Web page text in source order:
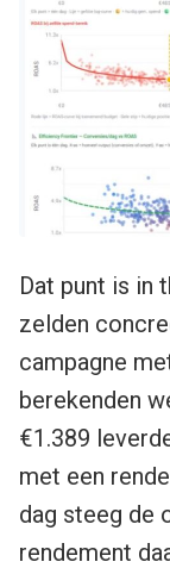
Dat punt is in
zelden
campagne
berekenden
€1.389
met een
dag steeg de
rendement